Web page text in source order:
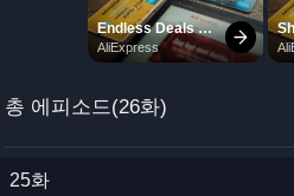
총 에피소드(26화)
25화